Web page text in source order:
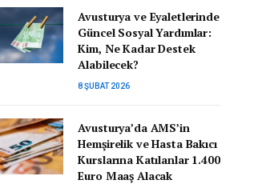
Avusturya ve Eyaletlerinde
Güncel Sosyal Yardımlar:
Kim, Ne Kadar Destek
Alabilecek?
8 ŞUBAT 2026
Avusturya’da AMS’in
Hemşirelik ve Hasta Bakıcı
Kurslarına Katılanlar 1.400
Euro Maaş Alacak